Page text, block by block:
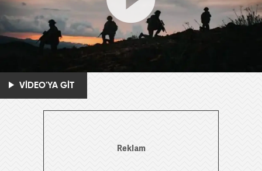
VİDEO'YA GİT